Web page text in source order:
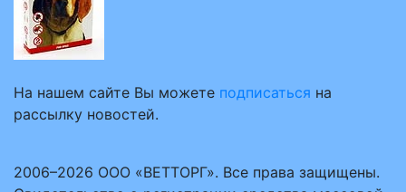
На нашем сайте Вы можете подписаться на
рассылку новостей.
2006–2026 ООО «ВЕТТОРГ». Все права защищены.